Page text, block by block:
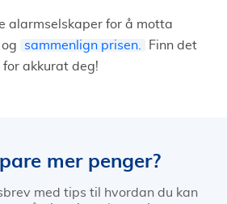
alarmselskaper for å motta
sammenlign prisen.
Finn det
akkurat deg!
mer penger?
med tips til hvordan du kan